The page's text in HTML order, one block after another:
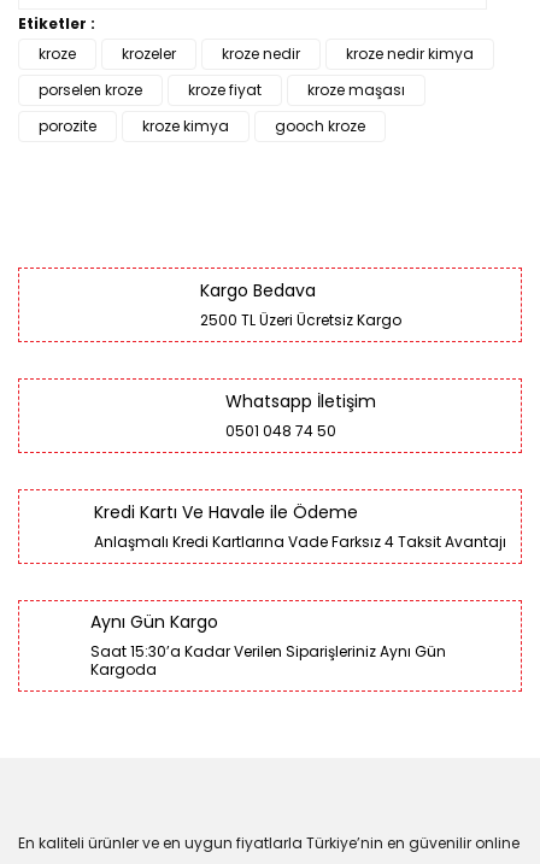
Etiketler :
kroze
krozeler kroze nedir
kroze nedir kimya
porselen kroze
kroze fiyat
kroze maşası
porozite
kroze kimya gooch kroze
Kargo Bedava
2500 TL Üzeri Ücretsiz Kargo
Whatsapp İletişim
0501 048 74 50
Kredi Kartı Ve Havale ile Ödeme
Anlaşmalı Kredi Kartlarına Vade Farksız 4 Taksit Avantajı
Aynı Gün Kargo
Saat 15:30’a Kadar Verilen Siparişleriniz Aynı Gün
Kargoda
En kaliteli ürünler ve en uygun fiyatlarla Türkiye’nin en güvenilir online